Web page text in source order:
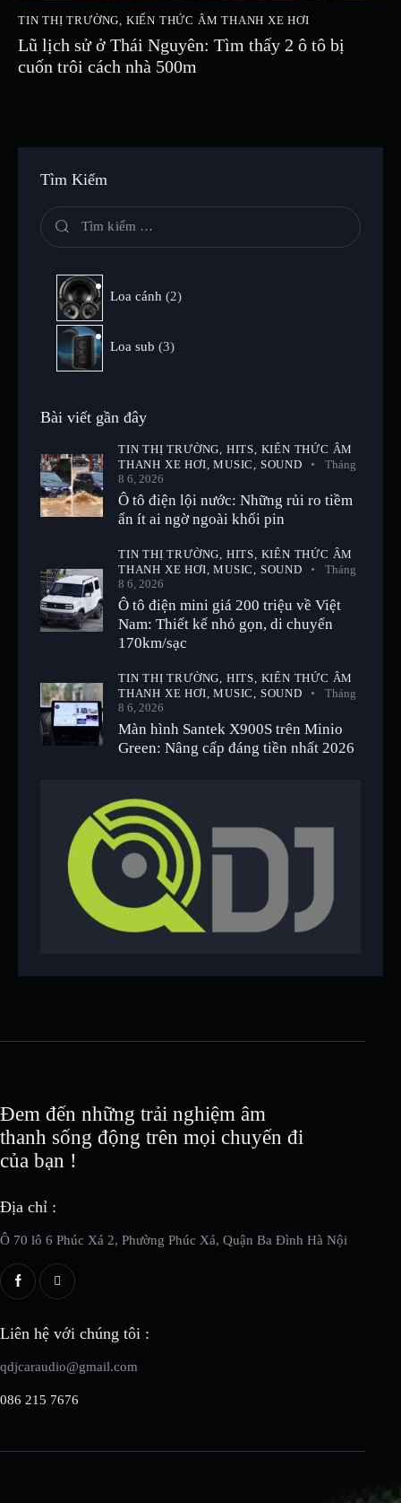
TIN THỊ TRƯỜNG KIẾN THỨC ÂM THANH XE HƠI
Lũ lịch sử ở Thái Nguyên: Tìm thấy 2 ô tô bị
cuốn trôi cách nhà 500m
Tìm Kiếm
Loa cánh 2
Loa sub 3
Bài viết gần đây
TIN THỊ TRƯỜNG, HITS, KIẾN THỨC ÂM
THANH XE HƠI,MUSIC, SOUND
Tháng
8 6, 2026
Ô tô điện lội nước: Những rủi ro tiềm
ẩn ít ai ngờ ngoài khối pin
TIN THỊ TRƯỜNG, HITS, KIẾN THỨC ÂM
THANH XE HƠI,MUSIC, SOUND
Tháng
8 6, 2026
Ô tô điện mini giá 200 triệu về Việt
Nam: Thiết kế nhỏ gọn, di chuyển
170km/sạc
TIN THỊ TRƯỜNG, HITS, KIẾN THỨC ÂM
THANH XE HƠI,MUSIC, SOUND
Tháng
8 6, 2026
Màn hình Santek X900S trên Minio
Green: Nâng cấp đáng tiền nhất 2026
Đem đến những trải nghiệm âm
thanh sống động trên mọi chuyến đi
của bạn !
Địa chỉ :
Ô 70 lô 6 Phúc Xá 2, Phường Phúc Xá, Quận Ba Đình Hà Nội
Liên hệ với chúng tôi :
qdjcaraudio@gmail.com
086 215 7676